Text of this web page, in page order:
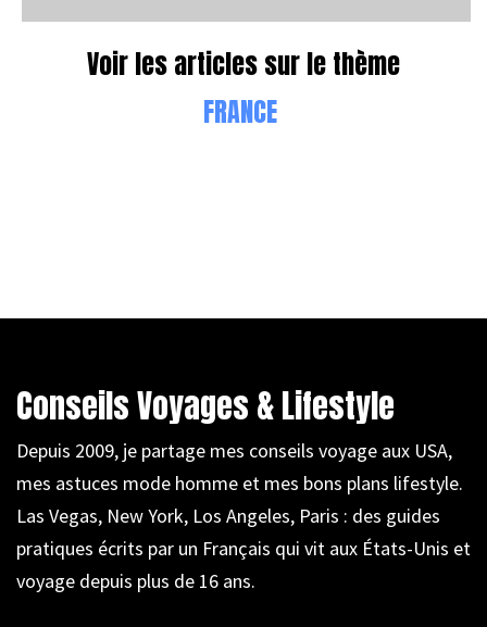
Voir les articles sur le thème
FRANCE
Conseils Voyages & Lifestyle
Depuis 2009, je partage mes conseils voyage aux USA,
mes astuces mode homme et mes bons plans lifestyle.
Las Vegas, New York, Los Angeles, Paris : des guides
pratiques écrits par un Français qui vit aux États-Unis et
voyage depuis plus de 16 ans.